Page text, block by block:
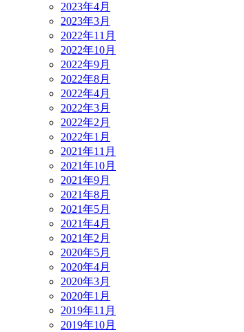
2023年4月
2023年3月
2022年11月
2022年10月
2022年9月
2022年8月
2022年4月
2022年3月
2022年2月
2022年1月
2021年11月
2021年10月
2021年9月
2021年8月
2021年5月
2021年4月
2021年2月
2020年5月
2020年4月
2020年3月
2020年1月
2019年11月
2019年10月